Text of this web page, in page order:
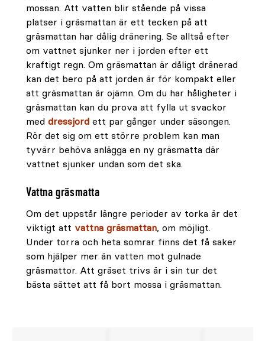
mossan. Att vatten blir stående på vissa
platser i gräsmattan är ett tecken på att
gräsmattan har dålig dränering. Se alltså efter
om vattnet sjunker ner i jorden efter ett
kraftigt regn. Om gräsmattan är dåligt dränerad
kan det bero på att jorden är för kompakt eller
att gräsmattan är ojämn. Om du har håligheter i
gräsmattan kan du prova att fylla ut svackor
med dressjord ett par gånger under säsongen.
Rör det sig om ett större problem kan man
tyvärr behöva anlägga en ny gräsmatta där
vattnet sjunker undan som det ska.
Vattna gräsmatta
Om det uppstår längre perioder av torka är det
viktigt att vattna gräsmattan, om möjligt.
Under torra och heta somrar finns det få saker
som hjälper mer än vatten mot gulnade
gräsmattor. Att gräset trivs är i sin tur det
bästa sättet att få bort mossa i gräsmattan.